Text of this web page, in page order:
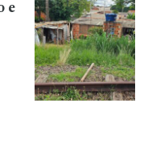
e